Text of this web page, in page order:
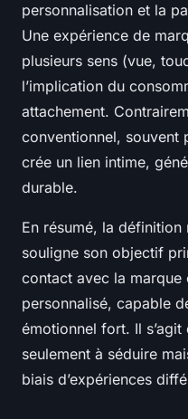
personnalisation et la
Une expérience de
plusieurs sens (vue,
l’implication du
attachement.
conventionnel, souvent
crée un lien intime,
durable.
En résumé, la
souligne son objectif
contact avec la marque
personnalisé, capable
émotionnel fort. Il s’agit
seulement à séduire
biais d’expériences